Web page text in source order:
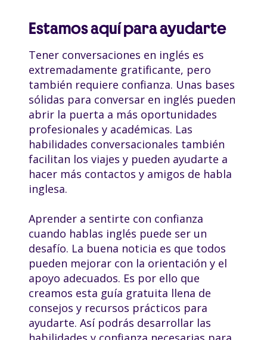
Estamos aquí para ayudarte
Tener conversaciones en inglés es
extremadamente gratificante, pero
también requiere confianza. Unas bases
sólidas para conversar en inglés pueden
abrir la puerta a más oportunidades
profesionales y académicas. Las
habilidades conversacionales también
facilitan los viajes y pueden ayudarte a
hacer más contactos y amigos de habla
inglesa.
Aprender a sentirte con confianza
cuando hablas inglés puede ser un
desafío. La buena noticia es que todos
pueden mejorar con la orientación y el
apoyo adecuados. Es por ello que
creamos esta guía gratuita llena de
consejos y recursos prácticos para
ayudarte. Así podrás desarrollar las